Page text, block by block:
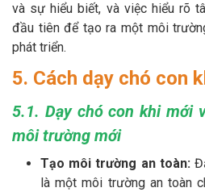
và sự hiểu biết, và việc hiểu rõ
đầu tiên để tạo ra một môi
phát triển.
5. Cách dạy chó con
5.1. Dạy chó con khi mới
môi trường mới
Tạo môi trường an toàn:
là một môi trường an toàn